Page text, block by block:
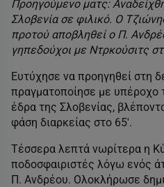
Προηγούμενο ματς:
Σλοβενία σε φιλικό. Ο
προτού αποβληθεί ο Π.
γηπεδούχοι με Ντρκούσιτς
Ευτύχησε να προηγηθεί στη
πραγματοποίησε με υπέροχο
έδρα της Σλοβενίας,
φάση διαρκείας στο 65′.
Τέσσερα λεπτά νωρίτερα η
ποδοσφαιριστές λόγω ενός
Π. Ανδρέου. Ολοκλήρωσε